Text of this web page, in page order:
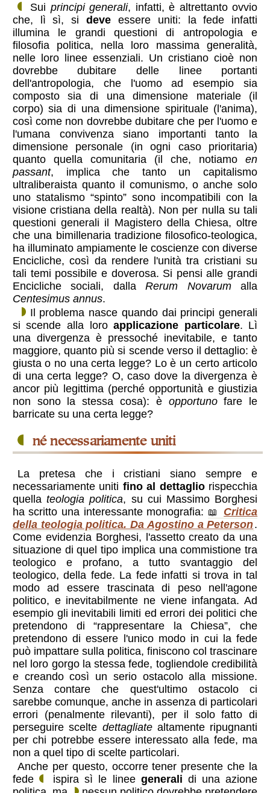
Sui principi generali, infatti, è altrettanto ovvio
che, lì sì, sideve essere uniti: la fede infatti
illumina le grandi questioni di antropologia e
filosofia politica, nella loro massima generalità,
nelle loro linee essenziali. Un cristiano cioè non
dovrebbe dubitare delle linee portanti
dell'antropologia, che l'uomo ad esempio sia
composto sia di una dimensione materiale (il
corpo) sia di una dimensione spirituale (l'anima),
così come non dovrebbe dubitare che per l'uomo e
l'umana convivenza siano importanti tanto la
dimensione personale (in ogni caso prioritaria)
quanto quella comunitaria (il che, notiamoen
passant, implica che tanto un capitalismo
ultraliberaista quanto il comunismo, o anche solo
uno statalismo “spinto” sono incompatibili con la
visione cristiana della realtà). Non per nulla su tali
questioni generali il Magistero della Chiesa, oltre
che una bimillenaria tradizione filosofico-teologica,
ha illuminato ampiamente le coscienze con diverse
Encicliche, così da rendere l'unità tra cristiani su
tali temi possibile e doverosa. Si pensi alle grandi
Encicliche sociali, dallaRerum Novarumalla
Centesimus annus.
Il problema nasce quando dai principi generali
si scende alla loroapplicazione particolare. Lì
una divergenza è pressoché inevitabile, e tanto
maggiore, quanto più si scende verso il dettaglio: è
giusta o no una certa legge? Lo è un certo articolo
di una certa legge? O, caso dove la divergenza è
ancor più legittima (perché opportunità e giustizia
non sono la stessa cosa): è opportunofare le
barricate su una certa legge?
né necessariamente uniti
La pretesa che i cristiani siano sempre e
necessariamente uniti fino al dettagliorispecchia
quellateologia politica, su cui Massimo Borghesi
ha scritto una interessante monografia:
Critica
della teologia politica. Da Agostino a Peterson.
Come evidenzia Borghesi, l'assetto creato da una
situazione di quel tipo implica una commistione tra
teologico e profano, a tutto svantaggio del
teologico, della fede. La fede infatti si trova in tal
modo ad essere trascinata di peso nell'agone
politico, e inevitabilmente ne viene infangata. Ad
esempio gli inevitabili limiti ed errori dei politici che
pretendono di “rappresentare la Chiesa”, che
pretendono di essere l'unico modo in cui la fede
può impattare sulla politica, finiscono col trascinare
nel loro gorgo la stessa fede, togliendole credibilità
e creando così un serio ostacolo alla missione.
Senza contare che quest'ultimo ostacolo ci
sarebbe comunque, anche in assenza di particolari
errori (penalmente rilevanti), per il solo fatto di
perseguire scelte dettagliatealtamente ripugnanti
per chi potrebbe essere interessato alla fede, ma
non a quel tipo di scelte particolari.
Anche per questo, occorre tener presente che la
fede
ispira sì le linee generali di una azione